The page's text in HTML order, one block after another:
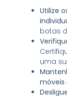
Utilize
botas
uma
móveis